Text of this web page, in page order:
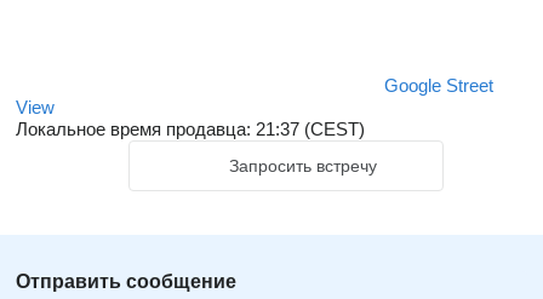
Google Street
View
Локальное время продавца: 21:37 (CEST)
Запросить встречу
Отправить сообщение